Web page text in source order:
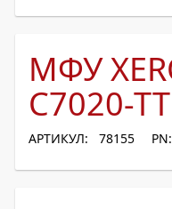
МФУ
C7020-TT
АРТИКУЛ: 78155